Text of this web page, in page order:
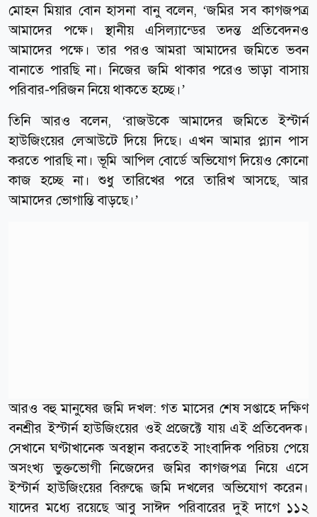
মোহন মিয়ার বোন হাসনা বানু বলেন, ‘জমির সব কাগজপত্র
আমাদের পক্ষে। স্থানীয় এসিল্যান্ডের তদন্ত প্রতিবেদনও
আমাদের পক্ষে। তার পরও আমরা আমাদের জমিতে ভবন
বানাতে পারছি না। নিজের জমি থাকার পরেও ভাড়া বাসায়
পরিবার-পরিজন নিয়ে থাকতে হচ্ছে।’
তিনি আরও বলেন, ‘রাজউকে আমাদের জমিতে ইস্টার্ন
হাউজিংয়ের লেআউটে দিয়ে দিছে। এখন আমার প্ল্যান পাস
করতে পারছি না। ভূমি আপিল বোর্ডে অভিযোগ দিয়েও কোনো
কাজ হচ্ছে না। শুধু তারিখের পরে তারিখ আসছে, আর
আমাদের ভোগান্তি বাড়ছে।’
আরও বহু মানুষের জমি দখল: গত মাসের শেষ সপ্তাহে দক্ষিণ
বনশ্রীর ইস্টার্ন হাউজিংয়ের ওই প্রজেক্টে যায় এই প্রতিবেদক।
সেখানে ঘণ্টাখানেক অবস্থান করতেই সাংবাদিক পরিচয় পেয়ে
অসংখ্য ভুক্তভোগী নিজেদের জমির কাগজপত্র নিয়ে এসে
ইস্টার্ন হাউজিংয়ের বিরুদ্ধে জমি দখলের অভিযোগ করেন।
যাদের মধ্যে রয়েছে আবু সাঈদ পরিবারের দুই দাগে ১১২